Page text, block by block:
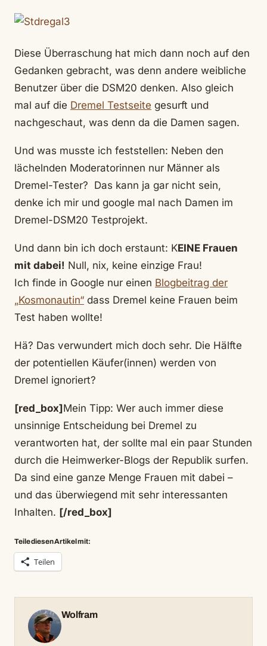
Diese Überraschung hat mich dann noch auf den
Gedanken gebracht, was denn andere weibliche
Benutzer über die DSM20 denken. Also gleich
mal auf die Dremel Testseite gesurft und
nachgeschaut, was denn da die Damen sagen.
Und was musste ich feststellen: Neben den
lächelnden Moderatorinnen nur Männer als
Dremel-Tester? Das kann ja gar nicht sein,
denke ich mir und google mal nach Damen im
Dremel-DSM20 Testprojekt.
Und dann bin ich doch erstaunt: KEINE Frauen
mit dabei! Null, nix, keine einzige Frau!
Ich finde in Google nur einen Blogbeitrag der
„Kosmonautin“ dass Dremel keine Frauen beim
Test haben wollte!
Hä? Das verwundert mich doch sehr. Die Hälfte
der potentiellen Käufer(innen) werden von
Dremel ignoriert?
[red_box]Mein Tipp: Wer auch immer diese
unsinnige Entscheidung bei Dremel zu
verantworten hat, der sollte mal ein paar Stunden
durch die Heimwerker-Blogs der Republik surfen.
Da sind eine ganze Menge Frauen mit dabei –
und das überwiegend mit sehr interessanten
Inhalten. [/red_box]
Teile diesen Artikel mit:
Teilen
Wolfram